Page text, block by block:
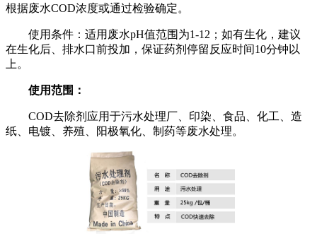
根据废水COD浓度或通过检验确定。
使用条件：适用废水pH值范围为1-12；如有生化，建议
在生化后、排水口前投加，保证药剂停留反应时间10分钟以
上。
使用范围：
COD去除剂应用于污水处理厂、印染、食品、化工、造
纸、电镀、养殖、阳极氧化、制药等废水处理。